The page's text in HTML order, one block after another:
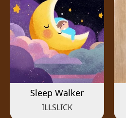
Sleep Walker
ILLSLICK